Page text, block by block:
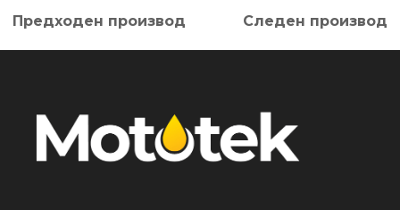
Предходен производ Следен производ